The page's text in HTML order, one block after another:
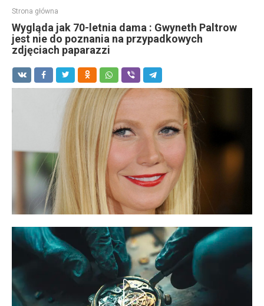
Strona główna
Wygląda jak 70-letnia dama : Gwyneth Paltrow
jest nie do poznania na przypadkowych
zdjęciach paparazzi